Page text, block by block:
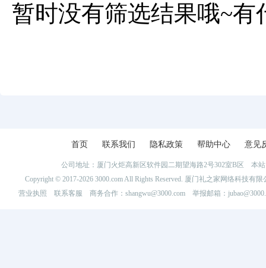
暂时没有筛选结果哦~
首页 联系我们 隐私政策 帮助中心 意见
公司地址：厦门火炬高新区软件园二期望海路2号302室B区 本
Copyright © 2017-2026 3000.com All Rights Reserved. 厦门礼之家网络科技
营业执照
联系客服 商务合作：shangwu@3000.com 举报邮箱：